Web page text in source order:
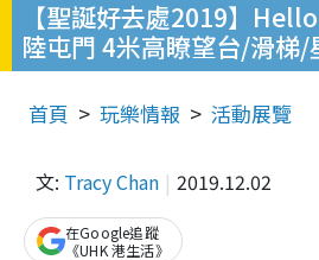
【聖誕好去處2019】
陸屯門 4米高瞭望台/滑梯/
首頁 玩樂情報 活動展覽
文: Tracy Chan 2019.12.02
在Google追蹤
《UHK 港生活》